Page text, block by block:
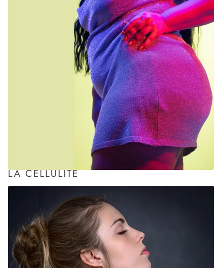
LA CELLULITE